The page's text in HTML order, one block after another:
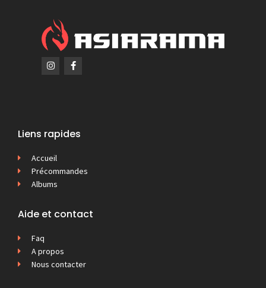
Liens rapides
Accueil
Précommandes
Albums
Aide et contact
Faq
A propos
Nous contacter